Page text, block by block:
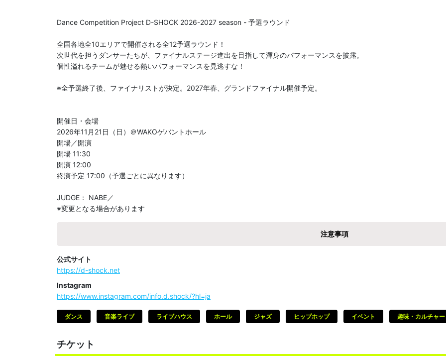
Dance Competition Project D-SHOCK 2026-2027 season - 予選ラウンド
全国各地全10エリアで開催される全12予選ラウンド！
次世代を担うダンサーたちが、ファイナルステージ進出を目指して渾身のパフォーマンスを披露。
個性溢れるチームが魅せる熱いパフォーマンスを見逃すな！
※全予選終了後、ファイナリストが決定。2027年春、グランドファイナル開催予定。
開催日・会場
2026年11月21日（日）＠WAKOゲバントホール
開場／開演
開場 11:30
開演 12:00
終演予定 17:00（予選ごとに異なります）
JUDGE： NABE／
※変更となる場合があります
注意事項
公式サイト
https://d-shock.net
Instagram
https://www.instagram.com/info.d.shock/?hl=ja
ダンス 音楽ライブ ライブハウス ホール ジャズ ヒップホップ イベント 趣味・カルチャ
チケット